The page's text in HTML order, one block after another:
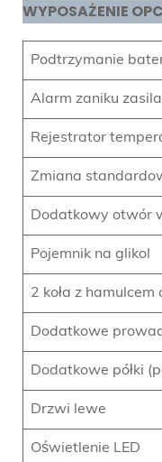
WYPOSAŻENIE
Podtrzymanie
Alarm zaniku
Rejestrator
Zmiana
Dodatkowy otwór
Pojemnik na glikol
2 koła z hamulcem
Dodatkowe
Dodatkowe półki
Drzwi lewe
Oświetlenie LED